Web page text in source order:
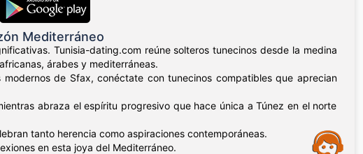
Mediterráneo
Tunisia-dating.com reúne solteros tunecinos desde la medina
árabes y mediterráneas.
de Sfax, conéctate con tunecinos compatibles que aprecian
abraza el espíritu progresivo que hace única a Túnez en el norte
tanto herencia como aspiraciones contemporáneas.
en esta joya del Mediterráneo.
Assistance